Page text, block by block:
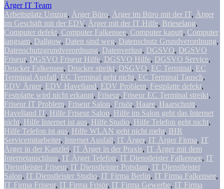
Ärger IT Team
Arbeitsplatz Umzug, Ärger Büro, Ärger im Büro mit der IT, Ärger
im Geschäft mit der EDV, Ärger mit der IT Hilfe, Brieselang,
Computer defekt, Computer Falkensee, Computer kaputt, Computer
langsam, Dallgow, Daten sind weg, Datenschutz Grundverordnung,
Datenschutzgrundverordnung, Datenverlust, DGSVO, DGSVO
Friseur, DGSVO Friseur Hilfe, DGSVO Hilfe, DGSVO Service,
Drucker Falkensee, Drucker streikt, DSGVO, EC Terminal, EC
Terminal Ausfall, EC Terminal geht nicht, EC Terminal Tausch,
EDV Ärger, EDV Havelland, EDV Problem, Festplatte defekt,
Festplatte wird nicht erkannt, Friseur, Friseur EC Terminal streikt,
Friseur IT Problem, Friseur Salon, Frisör, Haare, Haarschnitt,
Havelland IT, Hilfe Friseur Salon, Hilfe im Salon geht das Internet
nicht, Hilfe Internet ist aus, Hilfe Studio, Hilfe Telefon geht nicht,
Hilfe Telefon ist aus, Hilfe WLAN geht nicht mehr, IHR
Servicemitarbeiter, Internet Ausfall, IT Ärger, IT Ärger Firma, IT
Ärger in der Kanzlei, IT Ärger in der Praxis, IT Ärger mit dem
Internetanschluss, IT Ärger Telefon, IT Dienstleister Falkensee, IT
Dienstleister Friseur, IT Dienstleister Potsdam, IT Dienstleister
Salon, IT Dienstleister Studio, IT Firma Berlin, IT Firma Falkensee,
IT Firma Friseur, IT Firma Frisör, IT Firma Gewerbe, IT Firma